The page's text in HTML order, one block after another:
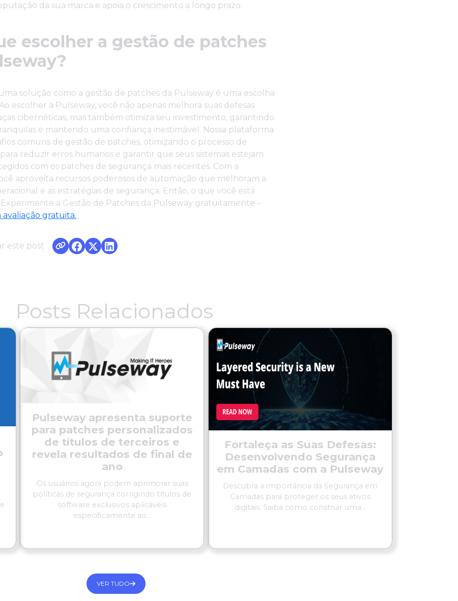
da sua marca e apoia o crescimento a longo prazo.
escolher a gestão de patches
solução como a gestão de patches da Pulseway é uma escolha
escolher a Pulseway, você não apenas melhora suas defesas
cibernéticas, mas também otimiza seu investimento, garantindo
e mantendo uma confiança inestimável. Nossa plataforma
comuns de gestão de patches, otimizando o processo de
reduzir erros humanos e garantir que seus sistemas estejam
com os patches de segurança mais recentes. Com a
aproveita recursos poderosos de automação que melhoram a
e as estratégias de segurança. Então, o que você está
a Gestão de Patches da Pulseway gratuitamente –
avaliação gratuita.
este post
Posts Relacionados
Pulseway apresenta suporte
para patches personalizados
de títulos de terceiros e
revela resultados de final de
ano
Os usuários agora podem aprimorar suas
políticas de segurança corrigindo títulos de
software exclusivos aplicáveis
especificamente ao...
Fortaleça as Suas Defesas:
Desenvolvendo Segurança
em Camadas com a Pulseway
Descubra a importância da Segurança em
Camadas para proteger os seus ativos
digitais. Saiba como construir uma...
VER TUDO